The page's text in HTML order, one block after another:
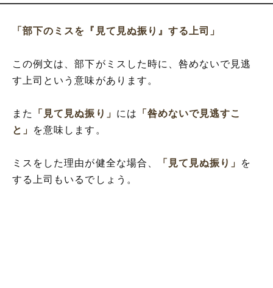
「部下のミスを『見て見ぬ振り』する上司」
この例文は、部下がミスした時に、咎めないで見逃
す上司という意味があります。
また 「見て見ぬ振り」 には
「咎めないで見逃すこ
と」
を意味します。
ミスをした理由が健全な場合、 「見て見ぬ振り」 を
する上司もいるでしょう。